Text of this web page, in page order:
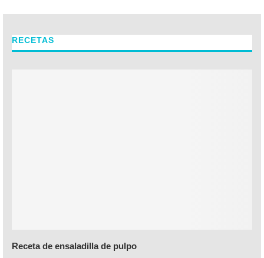
RECETAS
Receta de ensaladilla de pulpo